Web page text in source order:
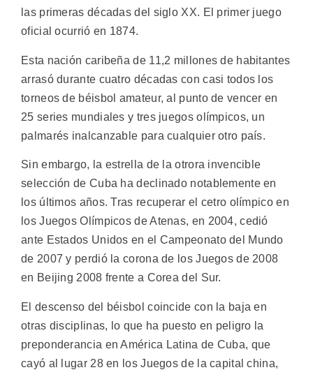
las primeras décadas del siglo XX. El primer juego
oficial ocurrió en 1874.
Esta nación caribeña de 11,2 millones de habitantes
arrasó durante cuatro décadas con casi todos los
torneos de béisbol amateur, al punto de vencer en
25 series mundiales y tres juegos olímpicos, un
palmarés inalcanzable para cualquier otro país.
Sin embargo, la estrella de la otrora invencible
selección de Cuba ha declinado notablemente en
los últimos años. Tras recuperar el cetro olímpico en
los Juegos Olímpicos de Atenas, en 2004, cedió
ante Estados Unidos en el Campeonato del Mundo
de 2007 y perdió la corona de los Juegos de 2008
en Beijing 2008 frente a Corea del Sur.
El descenso del béisbol coincide con la baja en
otras disciplinas, lo que ha puesto en peligro la
preponderancia en América Latina de Cuba, que
cayó al lugar 28 en los Juegos de la capital china,